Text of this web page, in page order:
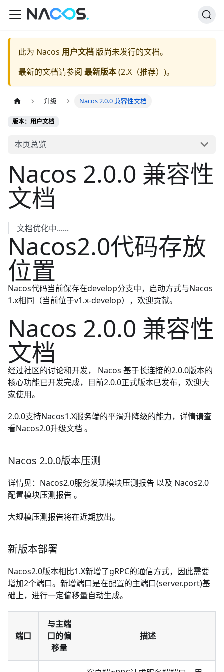
此为 Nacos 用户文档 版尚未发行的文档。
最新的文档请参阅 最新版本(2.X（推荐） )。
升级 Nacos 2.0.0 兼容性文档
版本：用户文档
本页总览
Nacos 2.0.0 兼容性
文档
文档优化中......
Nacos2.0代码存放
位置
Nacos代码当前保存在develop分支中，启动方式与Nacos
1.x相同（当前位于v1.x-develop），欢迎贡献。
Nacos 2.0.0 兼容性
文档
经过社区的讨论和开发， Nacos 基于长连接的2.0.0版本的
核心功能已开发完成，目前2.0.0正式版本已发布，欢迎大
家使用。
2.0.0支持Nacos1.X服务端的平滑升降级的能力，详情请查
看Nacos2.0升级文档 。
Nacos 2.0.0版本压测
详情见： Nacos2.0服务发现模块压测报告 以及 Nacos2.0
配置模块压测报告 。
大规模压测报告将在近期放出。
新版本部署
Nacos2.0版本相比1.X新增了gRPC的通信方式，因此需要
增加2个端口。新增端口是在配置的主端口(server.port)基
础上，进行一定偏移量自动生成。
端口
与主端
口的偏
移量
描述